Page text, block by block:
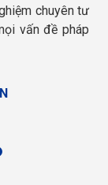
chuyên tư
vấn đề pháp